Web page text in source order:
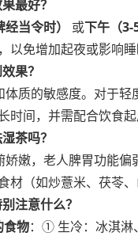
最好？
当令时） 或下午（3-
，以免增加起夜或影响
果？
质的敏感度。对于轻
时间，并需配合饮食
茶吗？
娇嫩，老人脾胃功能
材（如炒薏米、茯苓
注意什么？
食物：① 生冷：冰淇